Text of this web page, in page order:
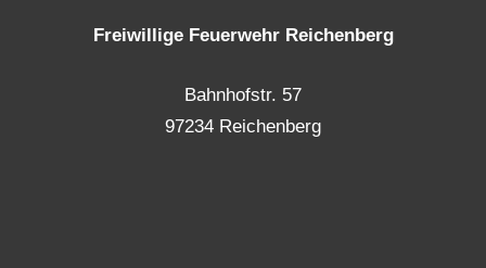
Freiwillige Feuerwehr Reichenberg
Bahnhofstr. 57
97234 Reichenberg